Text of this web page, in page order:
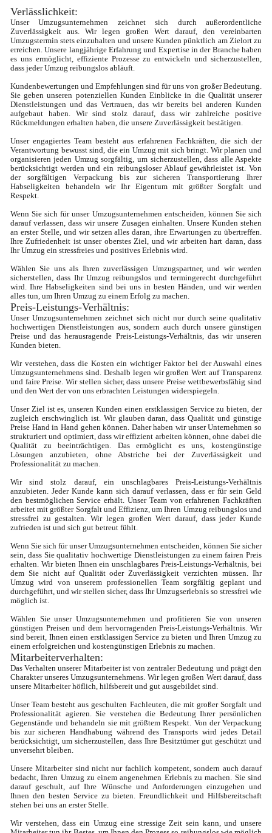
Verlässlichkeit:
Unser Umzugsunternehmen zeichnet sich durch außerordentliche
Zuverlässigkeit aus. Wir legen großen Wert darauf, den vereinbarten
Umzugstermin stets einzuhalten und unsere Kunden pünktlich am Zielort zu
erreichen. Unsere langjährige Erfahrung und Expertise in der Branche haben
es uns ermöglicht, effiziente Prozesse zu entwickeln und sicherzustellen,
dass jeder Umzug reibungslos abläuft.
Kundenbewertungen und Empfehlungen sind für uns von großer Bedeutung.
Sie geben unseren potenziellen Kunden Einblicke in die Qualität unserer
Dienstleistungen und das Vertrauen, das wir bereits bei anderen Kunden
aufgebaut haben. Wir sind stolz darauf, dass wir zahlreiche positive
Rückmeldungen erhalten haben, die unsere Zuverlässigkeit bestätigen.
Unser engagiertes Team besteht aus erfahrenen Fachkräften, die sich der
Verantwortung bewusst sind, die ein Umzug mit sich bringt. Wir planen und
organisieren jeden Umzug sorgfältig, um sicherzustellen, dass alle Aspekte
berücksichtigt werden und ein reibungsloser Ablauf gewährleistet ist. Von
der sorgfältigen Verpackung bis zur sicheren Transportierung Ihrer
Habseligkeiten behandeln wir Ihr Eigentum mit größter Sorgfalt und
Respekt.
Wenn Sie sich für unser Umzugsunternehmen entscheiden, können Sie sich
darauf verlassen, dass wir unsere Zusagen einhalten. Unsere Kunden stehen
an erster Stelle, und wir setzen alles daran, ihre Erwartungen zu übertreffen.
Ihre Zufriedenheit ist unser oberstes Ziel, und wir arbeiten hart daran, dass
Ihr Umzug ein stressfreies und positives Erlebnis wird.
Wählen Sie uns als Ihren zuverlässigen Umzugspartner, und wir werden
sicherstellen, dass Ihr Umzug reibungslos und termingerecht durchgeführt
wird. Ihre Habseligkeiten sind bei uns in besten Händen, und wir werden
alles tun, um Ihren Umzug zu einem Erfolg zu machen.
Preis-Leistungs-Verhältnis:
Unser Umzugsunternehmen zeichnet sich nicht nur durch seine qualitativ
hochwertigen Dienstleistungen aus, sondern auch durch unsere günstigen
Preise und das herausragende Preis-Leistungs-Verhältnis, das wir unseren
Kunden bieten.
Wir verstehen, dass die Kosten ein wichtiger Faktor bei der Auswahl eines
Umzugsunternehmens sind. Deshalb legen wir großen Wert auf Transparenz
und faire Preise. Wir stellen sicher, dass unsere Preise wettbewerbsfähig sind
und den Wert der von uns erbrachten Leistungen widerspiegeln.
Unser Ziel ist es, unseren Kunden einen erstklassigen Service zu bieten, der
zugleich erschwinglich ist. Wir glauben daran, dass Qualität und günstige
Preise Hand in Hand gehen können. Daher haben wir unser Unternehmen so
strukturiert und optimiert, dass wir effizient arbeiten können, ohne dabei die
Qualität zu beeinträchtigen. Das ermöglicht es uns, kostengünstige
Lösungen anzubieten, ohne Abstriche bei der Zuverlässigkeit und
Professionalität zu machen.
Wir sind stolz darauf, ein unschlagbares Preis-Leistungs-Verhältnis
anzubieten. Jeder Kunde kann sich darauf verlassen, dass er für sein Geld
den bestmöglichen Service erhält. Unser Team von erfahrenen Fachkräften
arbeitet mit größter Sorgfalt und Effizienz, um Ihren Umzug reibungslos und
stressfrei zu gestalten. Wir legen großen Wert darauf, dass jeder Kunde
zufrieden ist und sich gut betreut fühlt.
Wenn Sie sich für unser Umzugsunternehmen entscheiden, können Sie sicher
sein, dass Sie qualitativ hochwertige Dienstleistungen zu einem fairen Preis
erhalten. Wir bieten Ihnen ein unschlagbares Preis-Leistungs-Verhältnis, bei
dem Sie nicht auf Qualität oder Zuverlässigkeit verzichten müssen. Ihr
Umzug wird von unserem professionellen Team sorgfältig geplant und
durchgeführt, und wir stellen sicher, dass Ihr Umzugserlebnis so stressfrei wie
möglich ist.
Wählen Sie unser Umzugsunternehmen und profitieren Sie von unseren
günstigen Preisen und dem hervorragenden Preis-Leistungs-Verhältnis. Wir
sind bereit, Ihnen einen erstklassigen Service zu bieten und Ihren Umzug zu
einem erfolgreichen und kostengünstigen Erlebnis zu machen.
Mitarbeiterverhalten:
Das Verhalten unserer Mitarbeiter ist von zentraler Bedeutung und prägt den
Charakter unseres Umzugsunternehmens. Wir legen großen Wert darauf, dass
unsere Mitarbeiter höflich, hilfsbereit und gut ausgebildet sind.
Unser Team besteht aus geschulten Fachleuten, die mit großer Sorgfalt und
Professionalität agieren. Sie verstehen die Bedeutung Ihrer persönlichen
Gegenstände und behandeln sie mit größtem Respekt. Von der Verpackung
bis zur sicheren Handhabung während des Transports wird jedes Detail
berücksichtigt, um sicherzustellen, dass Ihre Besitztümer gut geschützt und
unversehrt bleiben.
Unsere Mitarbeiter sind nicht nur fachlich kompetent, sondern auch darauf
bedacht, Ihren Umzug zu einem angenehmen Erlebnis zu machen. Sie sind
darauf geschult, auf Ihre Wünsche und Anforderungen einzugehen und
Ihnen den besten Service zu bieten. Freundlichkeit und Hilfsbereitschaft
stehen bei uns an erster Stelle.
Wir verstehen, dass ein Umzug eine stressige Zeit sein kann, und unsere